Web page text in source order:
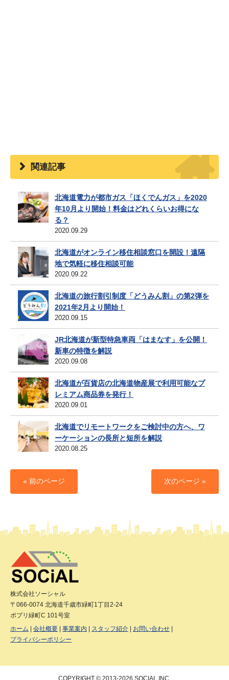
関連記事
北海道電力が都市ガス「ほくでんガス」を2020
年10月より開始！料金はどれくらいお得にな
る？
2020.09.29
北海道がオンライン移住相談窓口を開設！遠隔
地で気軽に移住相談可能
2020.09.22
北海道の旅行割引制度「どうみん割」の第2弾を
2021年2月より開始！
2020.09.15
JR北海道が新型特急車両「はまなす」を公開！
新車の特徴を解説
2020.09.08
北海道が百貨店の北海道物産展で利用可能なプ
レミアム商品券を発行！
2020.09.01
北海道でリモートワークをご検討中の方へ、ワ
ーケーションの長所と短所を解説
2020.08.25
« 前のページ 次のページ »
株式会社ソーシャル
〒066-0074 北海道千歳市緑町1丁目2-24
ポプリ緑町C 101号室
ホーム
会社概要 事業案内 スタッフ紹介
お問い合わせ
プライバシーポリシー
COPYRIGHT © 2013-2026 SOCIAL INC.